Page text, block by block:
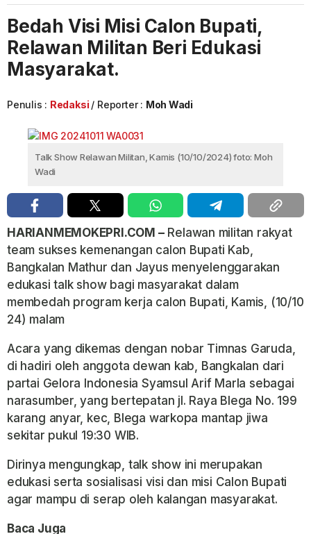
Bedah Visi Misi Calon Bupati,
Relawan Militan Beri Edukasi
Masyarakat.
Penulis : Redaksi Reporter : Moh Wadi
Talk Show Relawan Militan, Kamis (10/10/2024) foto: Moh
Wadi
HARIANMEMOKEPRI.COM –Relawan militan rakyat
team sukses kemenangan calon Bupati Kab,
Bangkalan Mathur dan Jayus menyelenggarakan
edukasi talk show bagi masyarakat dalam
membedah program kerja calon Bupati, Kamis, (10/10
24) malam
Acara yang dikemas dengan nobar Timnas Garuda,
di hadiri oleh anggota dewan kab, Bangkalan dari
partai Gelora Indonesia Syamsul Arif Marla sebagai
narasumber, yang bertepatan jl. Raya Blega No. 199
karang anyar, kec, Blega warkopa mantap jiwa
sekitar pukul 19:30 WIB.
Dirinya mengungkap, talk show ini merupakan
edukasi serta sosialisasi visi dan misi Calon Bupati
agar mampu di serap oleh kalangan masyarakat.
Baca Juga